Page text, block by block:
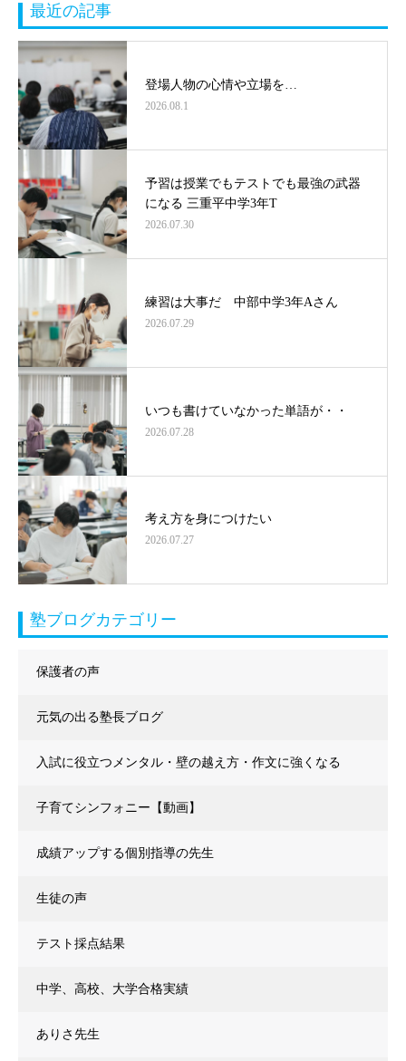
最近の記事
登場人物の心情や立場を…
2026.08.1
予習は授業でもテストでも最強の武器
になる 三重平中学3年T
2026.07.30
練習は大事だ 中部中学3年Aさん
2026.07.29
いつも書けていなかった単語が・・
2026.07.28
考え方を身につけたい
2026.07.27
塾ブログカテゴリー
保護者の声
元気の出る塾長ブログ
入試に役立つメンタル・壁の越え方・作文に強くなる
子育てシンフォニー【動画】
成績アップする個別指導の先生
生徒の声
テスト採点結果
中学、高校、大学合格実績
ありさ先生